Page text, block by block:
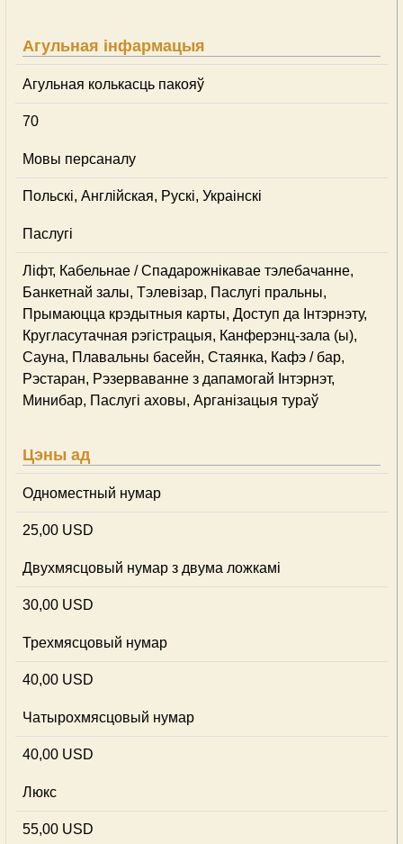
Агульная інфармацыя
Агульная колькасць пакояў
70
Мовы персаналу
Польскі, Англійская, Рускі, Украінскі
Паслугі
Ліфт, Кабельнае / Спадарожнiкавае тэлебачанне,
Банкетнай залы, Тэлевізар, Паслугі пральны,
Прымаюцца крэдытныя карты, Доступ да Інтэрнэту,
Кругласутачная рэгістрацыя, Канферэнц-зала (ы),
Сауна, Плавальны басейн, Стаянка, Кафэ / бар,
Рэстаран, Рэзерваванне з дапамогай Інтэрнэт,
Минибар, Паслугі аховы, Арганізацыя тураў
Цэны ад
Одноместный нумар
25,00 USD
Двухмясцовый нумар з двума ложкамі
30,00 USD
Трехмясцовый нумар
40,00 USD
Чатырохмясцовый нумар
40,00 USD
Люкс
55,00 USD